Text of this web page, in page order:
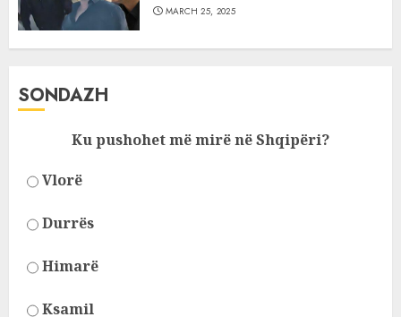
MARCH 25, 2025
SONDAZH
Ku pushohet më mirë në Shqipëri?
Vlorë
Durrës
Himarë
Ksamil